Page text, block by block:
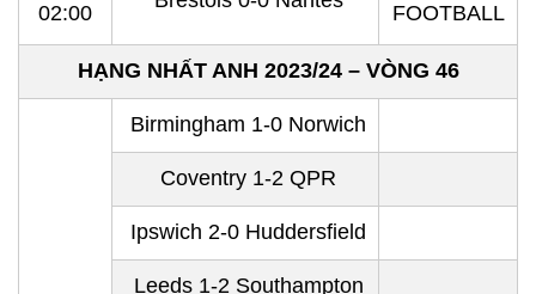
02:00
FOOTBALL
HẠNG NHẤT ANH 2023/24 – VÒNG 46
Birmingham 1-0 Norwich
Coventry 1-2 QPR
Ipswich 2-0 Huddersfield
Leeds 1-2 Southampton